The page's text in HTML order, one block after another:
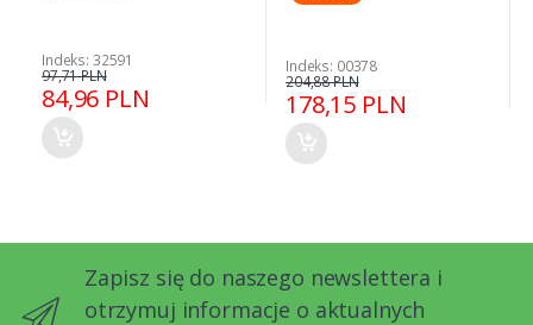
Indeks: 32591
84,96 PLN
97,71 PLN Indeks: 00378
178,15 PLN
204,88 PLN
Zapisz się do naszego newslettera i
otrzymuj informacje o aktualnych